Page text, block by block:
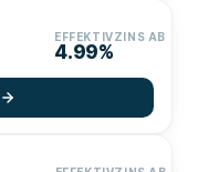
EFFEKTIVZINS AB
4.99%